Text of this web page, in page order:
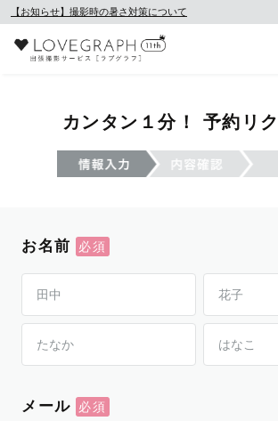
【お知らせ】撮影時の暑さ対策について
カンタン１分！ 予約リ
お名前
メール